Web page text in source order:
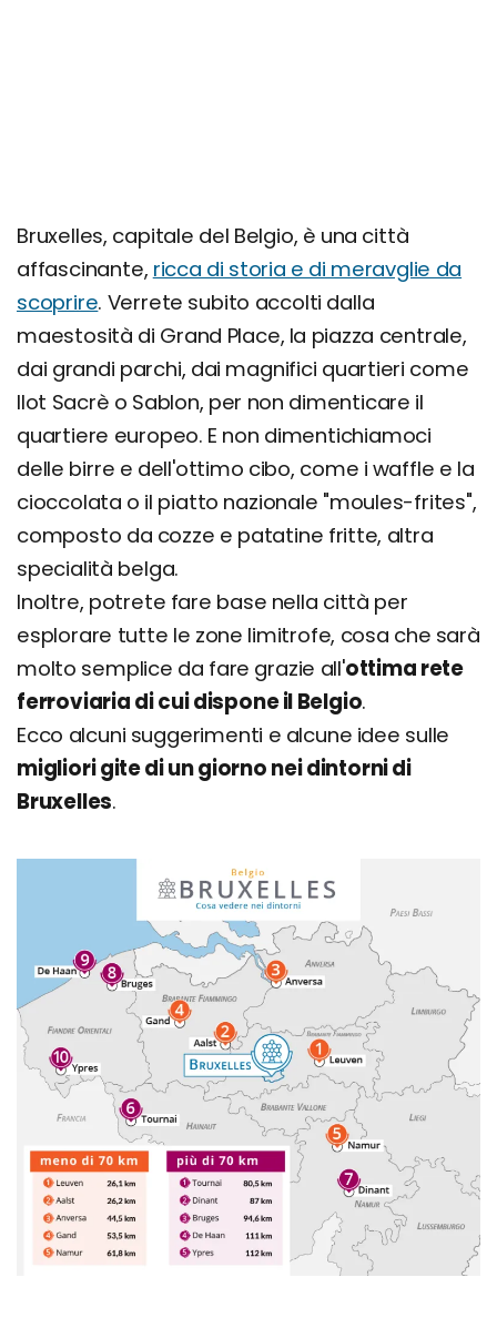
Bruxelles, capitale del Belgio, è una città
affascinante, ricca di storia e di meravglie da
scoprire. Verrete subito accolti dalla
maestosità di Grand Place, la piazza centrale,
dai grandi parchi, dai magnifici quartieri come
Ilot Sacrè o Sablon, per non dimenticare il
quartiere europeo. E non dimentichiamoci
delle birre e dell'ottimo cibo, come i waffle e la
cioccolata o il piatto nazionale "moules-frites",
composto da cozze e patatine fritte, altra
specialità belga.
Inoltre, potrete fare base nella città per
esplorare tutte le zone limitrofe, cosa che sarà
molto semplice da fare grazie all'ottima rete
ferroviaria di cui dispone il Belgio.
Ecco alcuni suggerimenti e alcune idee sulle
migliori gite di un giorno nei dintorni di
Bruxelles.